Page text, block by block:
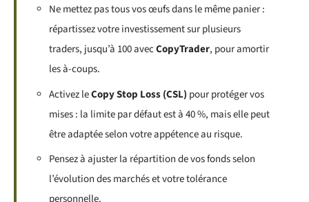
Ne mettez pas tous vos œufs dans le même panier :
répartissez votre investissement sur plusieurs
traders, jusqu’à 100 avecCopyTrader, pour amortir
les à-coups.
Activez leCopy Stop Loss (CSL) pour protéger vos
mises : la limite par défaut est à 40 %, mais elle peut
être adaptée selon votre appétence au risque.
Pensez à ajuster la répartition de vos fonds selon
l’évolution des marchés et votre tolérance